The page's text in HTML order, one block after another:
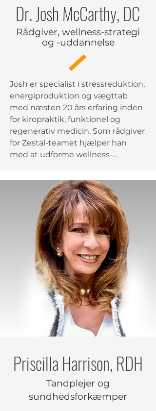
Dr. Josh McCarthy, DC
Rådgiver, wellness-strategi
og -uddannelse
Josh er specialist i stressreduktion,
energiproduktion og vægttab
med næsten 20 års erfaring inden
for kiropraktik, funktionel og
regenerativ medicin. Som rådgiver
for Zestal-teamet hjælper han
med at udforme wellness-
der giver reelle, bæredygtige
resultater. Han brænder for at
hjælpe folk med at genvinde
deres energi, klarhed og selvtillid -
på naturlig vis. Når han ikke
tænker på stofskifte og
mitokondrier, kan du finde ham
på vandreture i Colorados bjerge
med sin niårige golden retriever
Priscilla Harrison, RDH
Tandplejer og
sundhedsforkæmper